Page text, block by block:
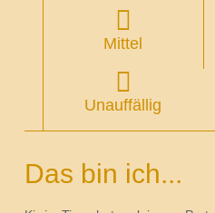
Mittel
Unauffällig
Das bin ich...